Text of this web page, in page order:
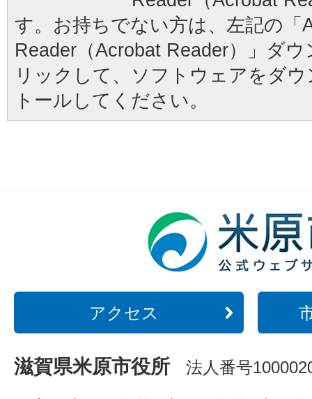
す。お持ちでない方は、左記の「
Reader（Acrobat Reader）」ダ
リックして、ソフトウェアをダ
トールしてください。
アクセス
滋賀県米原市役所 法人番号